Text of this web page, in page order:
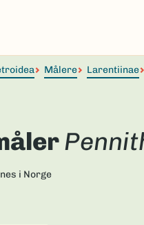
Målere Larentiinae
i Norge